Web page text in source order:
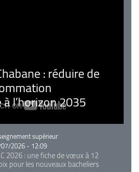
: réduire de
l’horizon 2035
supérieur
2026 - 12:09
2026 : une fiche de vœux à 12
pour les nouveaux bacheliers